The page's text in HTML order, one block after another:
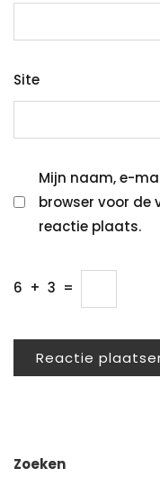
Site
Mijn naam, e-
browser voor de
reactie plaats.
6 + 3 =
Zoeken